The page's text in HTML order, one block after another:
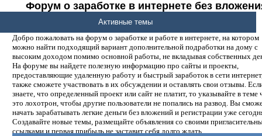
Форум о заработке в интернете без
денег.
Добро пожаловать на форум о заработке и работе в интернете, на котором
можно найти подходящий вариант дополнительной подработки на дому с
высоким доходом помимо основной работы, не вкладывая собственных
На форуме вы найдете полезную информацию про сайты и проекты,
предоставляющие удаленную работу и быстрый заработок в сети
также сможете участвовать в их обсуждении и оставлять свои отзывы.
знаете, что определенный проект или сайт не платит, то указывайте в теме
это лохотрон, чтобы другие пользователи не попались на развод. Вы
начать зарабатывать легкие деньги без вложений и регистрации уже
Создавайте новые темы, размещайте объявления со своими
ссылками и первая прибыль не заставит себя долго ждать.
Активные темы